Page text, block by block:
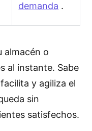
demanda .
almacén o
al instante. Sabe
y agiliza el
sin
satisfechos.